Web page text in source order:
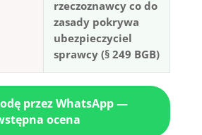
rzeczoznawcy co do
zasady pokrywa
ubezpieczyciel
sprawcy (§ 249 BGB)
przez WhatsApp —
ocena